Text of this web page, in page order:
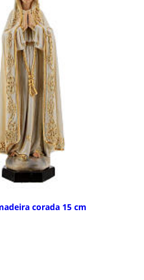
corada 15 cm